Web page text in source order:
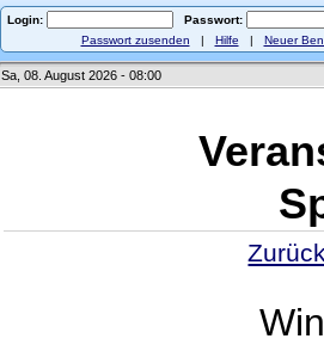
Login:
Passwort:
Passwort zusenden | Hilfe | Neuer
Sa, 08. August 2026 - 08:00